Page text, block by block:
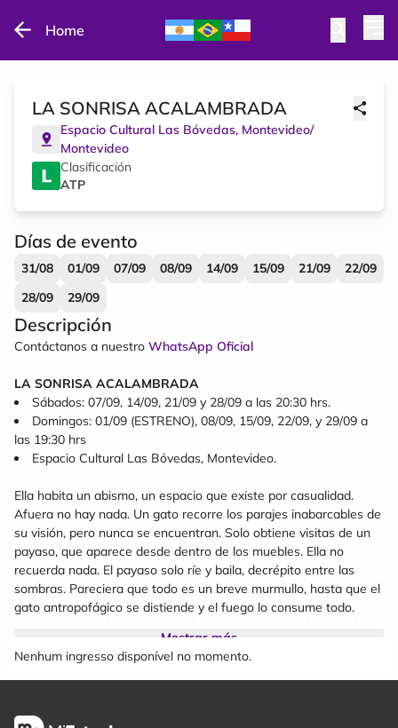
Home
LA SONRISA ACALAMBRADA
Espacio Cultural Las Bóvedas, Montevideo/
Montevideo
Clasificación
ATP
Días de evento
31/08 01/09 07/09 08/09 14/09 15/09 21/09
22/09
28/09
29/09
Descripción
Contáctanos a nuestro WhatsApp Oficial
LA SONRISA ACALAMBRADA
Sábados: 07/09, 14/09, 21/09 y 28/09 a las 20:30 hrs.
Domingos: 01/09 (ESTRENO), 08/09, 15/09, 22/09, y 29/09 a
las 19:30 hrs
Espacio Cultural Las Bóvedas, Montevideo.
Ella habita un abismo, un espacio que existe por casualidad.
Afuera no hay nada. Un gato recorre los parajes inabarcables de
su visión, pero nunca se encuentran. Solo obtiene visitas de un
payaso, que aparece desde dentro de los muebles. Ella no
recuerda nada. El payaso solo ríe y baila, decrépito entre las
sombras. Pareciera que todo es un breve murmullo, hasta que el
gato antropofágico se distiende y el fuego lo consume todo.
Lentamente, todo comienza a desaparecer, para solo escuchar
La sonrisa acalambrada es la puesta en escena de un texto
interdisciplinariedad entre artes visuales, sonoras y distintas
Mostrar más
Nenhum ingresso disponível no momento.